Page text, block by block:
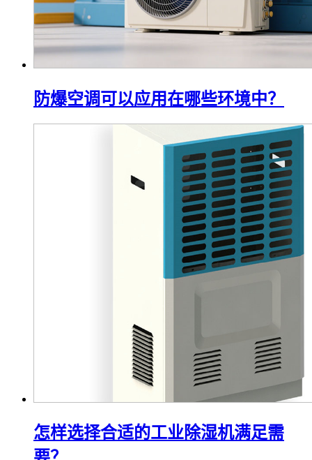
防爆空调可以应用在哪些环境中？
怎样选择合适的工业除湿机满足需